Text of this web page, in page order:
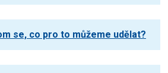
se, co pro to můžeme udělat?